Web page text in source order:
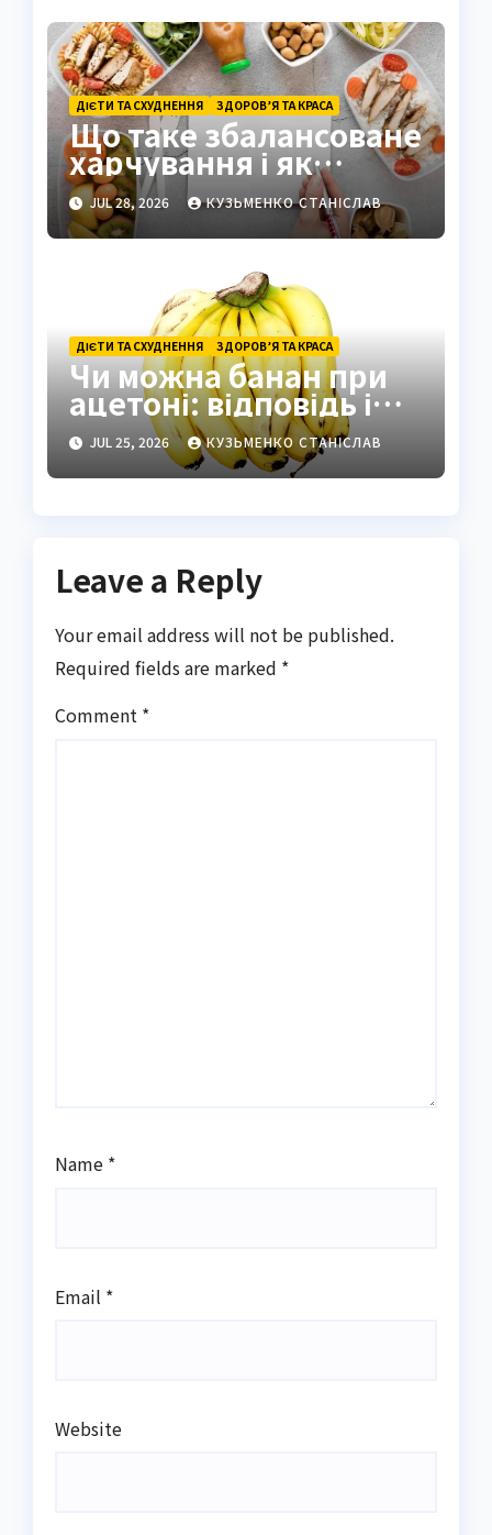
ДІЄТИ ТА СХУДНЕННЯ ЗДОРОВ’Я ТА КРАСА
Що таке збалансоване
харчування і як
побудувати його
правильно
JUL 28, 2026 КУЗЬМЕНКО СТАНІСЛАВ
ДІЄТИ ТА СХУДНЕННЯ ЗДОРОВ’Я ТА КРАСА
Чи можна банан при
ацетоні: відповідь і
поради
JUL 25, 2026 КУЗЬМЕНКО СТАНІСЛАВ
Leave a Reply
Your email address will not be published.
Required fields are marked *
Comment *
Name *
Email *
Website